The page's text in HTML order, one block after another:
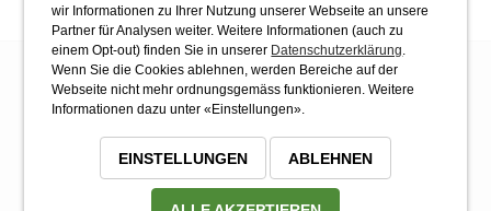
Ihr Spezialist für Sanitär, Bad, Heizung
wir Informationen zu Ihrer Nutzung unserer Webseite an unsere
Partner für Analysen weiter. Weitere Informationen (auch zu
einem Opt-out) finden Sie in unserer Datenschutzerklärung.
Wenn Sie die Cookies ablehnen, werden Bereiche auf der
Webseite nicht mehr ordnungsgemäss funktionieren. Weitere
Informationen dazu unter «Einstellungen».
EINSTELLUNGEN ABLEHNEN